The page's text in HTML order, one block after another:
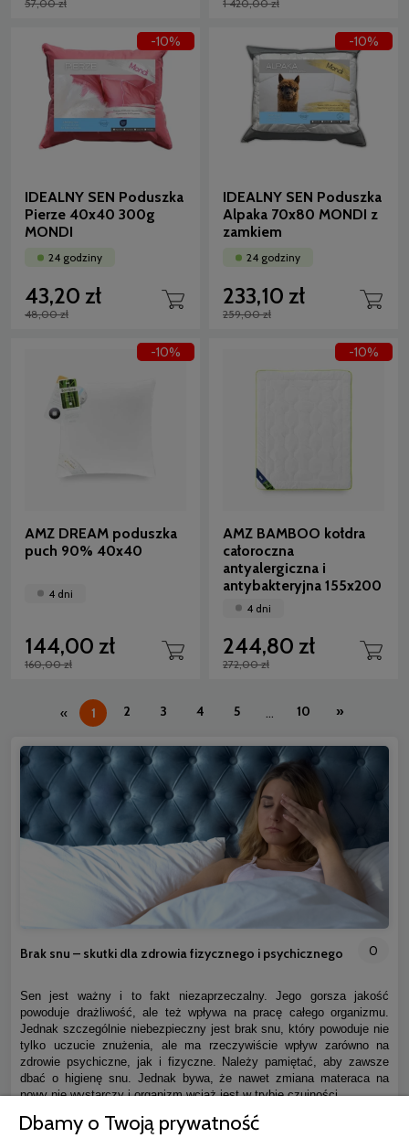
57,00 zł 1 420,00 zł
IDEALNY SEN Poduszka
Pierze 40x40 300g
MONDI
24 godziny
43,20 zł
48,00 zł
-10%
IDEALNY SEN Poduszka
Alpaka 70x80 MONDI z
zamkiem
24 godziny
233,10 zł
259,00 zł
-10%
AMZ DREAM poduszka
puch 90% 40x40
4 dni
144,00 zł
160,00 zł
-10%
AMZ BAMBOO kołdra
całoroczna
antyalergiczna i
antybakteryjna 155x200
4 dni
244,80 zł
272,00 zł
-10%
« 1 2 3 4 5 ... 10 »
Brak snu – skutki dla zdrowia fizycznego i psychicznego 0
Sen jest ważny i to fakt niezaprzeczalny. Jego gorsza jakość
powoduje drażliwość, ale też wpływa na pracę całego organizmu.
Jednak szczególnie niebezpieczny jest brak snu, który powoduje nie
tylko uczucie znużenia, ale ma rzeczywiście wpływ zarówno na
zdrowie psychiczne, jak i fizyczne. Należy pamiętać, aby zawsze
dbać o higienę snu. Jednak bywa, że nawet zmiana materaca na
nowy nie wystarczy i organizm wciąż jest w trybie czujności.
Dbamy o Twoją prywatność